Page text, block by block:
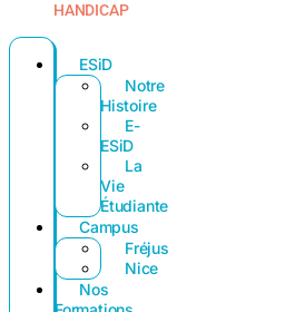
HANDICAP
ESiD
Notre
Histoire
E-
ESiD
La
Vie
Étudiante
Campus
Fréjus
Nice
Nos